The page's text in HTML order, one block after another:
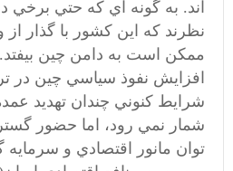
اند. به گونه اي كه حتي برخي
نظرند که این کشور با گذار
ممكن است به دامن چين
افزايش نفوذ سياسي چین در
شرايط كنوني چندان تهديد
شمار نمي رود، اما حضور
توان مانور اقتصادي و سرمايه